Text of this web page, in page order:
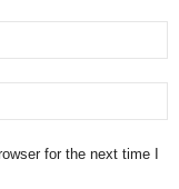
for the next time I